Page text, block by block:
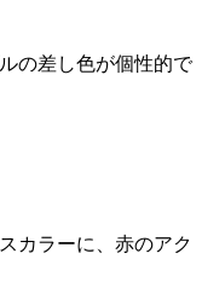
の差し色が個性的で
カラーに、赤のアク